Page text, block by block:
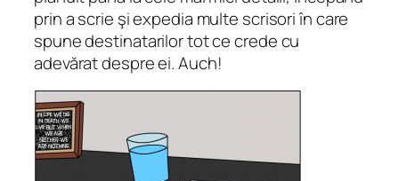
prin a scrie şi expedia multe scrisori în care
spune destinatarilor tot ce crede cu
adevărat despre ei. Auch!